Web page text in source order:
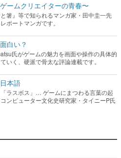
ームクリエイターの青春〜
と箸』等で知られるマンガ家・田中圭一先
ポートマンガです。
白い？
氏がゲームの魅力を画面や操作の具体的
いく、硬派で骨太な評論連載です。
本語
「ラスボス」… ゲームにまつわる言葉の起
ンピューター文化史研究家・タイニーP氏